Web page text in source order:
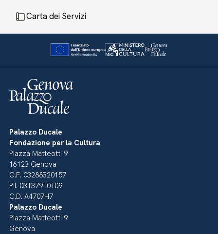
Carta dei Servizi
Palazzo Ducale
Fondazione per la Cultura
Piazza Matteotti 9
16123 Genova
C.F. 03288320157
P.I. 03137910109
C.D. A4707H7
Palazzo Ducale
Piazza Matteotti 9
Genova